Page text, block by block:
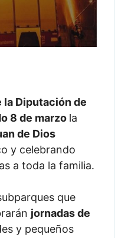
la Diputación de
8 de marzo la
de Dios
y celebrando
a toda la familia.
que
jornadas de
y pequeños